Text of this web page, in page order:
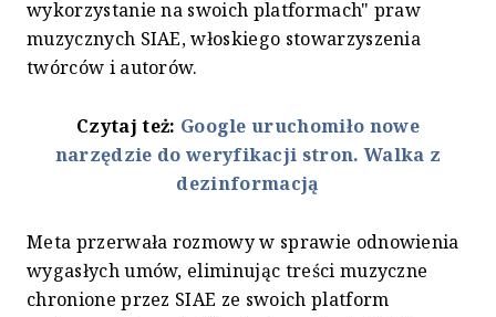
wykorzystanie na swoich platformach" praw
muzycznych SIAE, włoskiego stowarzyszenia
twórców i autorów.
Czytaj też: Google uruchomiło nowe
narzędzie do weryfikacji stron. Walka z
dezinformacją
Meta przerwała rozmowy w sprawie odnowienia
wygasłych umów, eliminując treści muzyczne
chronione przez SIAE ze swoich platform